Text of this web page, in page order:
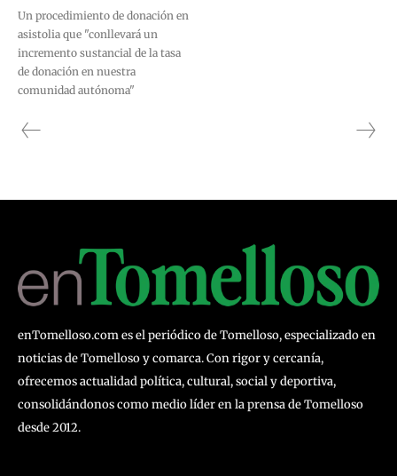
Un procedimiento de donación en
asistolia que "conllevará un
incremento sustancial de la tasa
de donación en nuestra
comunidad autónoma"
enTomelloso.com es el periódico de Tomelloso, especializado en
noticias de Tomelloso y comarca. Con rigor y cercanía,
ofrecemos actualidad política, cultural, social y deportiva,
consolidándonos como medio líder en la prensa de Tomelloso
desde 2012.